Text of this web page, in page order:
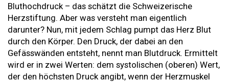
Bluthochdruck – das schätzt die Schweizerische
Herzstiftung. Aber was versteht man eigentlich
darunter? Nun, mit jedem Schlag pumpt das Herz Blut
durch den Körper. Den Druck, der dabei an den
Gefässwänden entsteht, nennt man Blutdruck. Ermittelt
wird er in zwei Werten: dem systolischen (oberen) Wert,
der den höchsten Druck angibt, wenn der Herzmuskel